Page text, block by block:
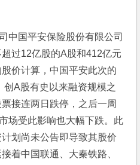
中国平安保险股份有限公司
过12亿股的A股和412亿元
价计算，中国平安此次的
A股有史以来融资规模之
接连两日跌停，之后一周
场受此影响也大幅下跌。此
划尚未公告即导致其股价
着中国联通、大秦铁路、